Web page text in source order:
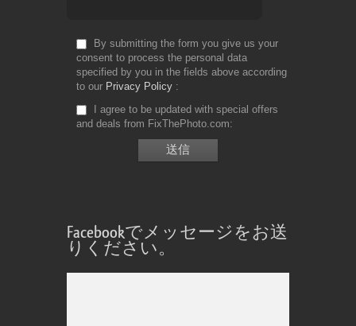
By submitting the form you give us your
consent to process the personal data
specified by you in the fields above according
to our Privacy Policy
I agree to be updated with special offers
and deals from FixThePhoto.com
Facebookでメッセージをお送
りください。